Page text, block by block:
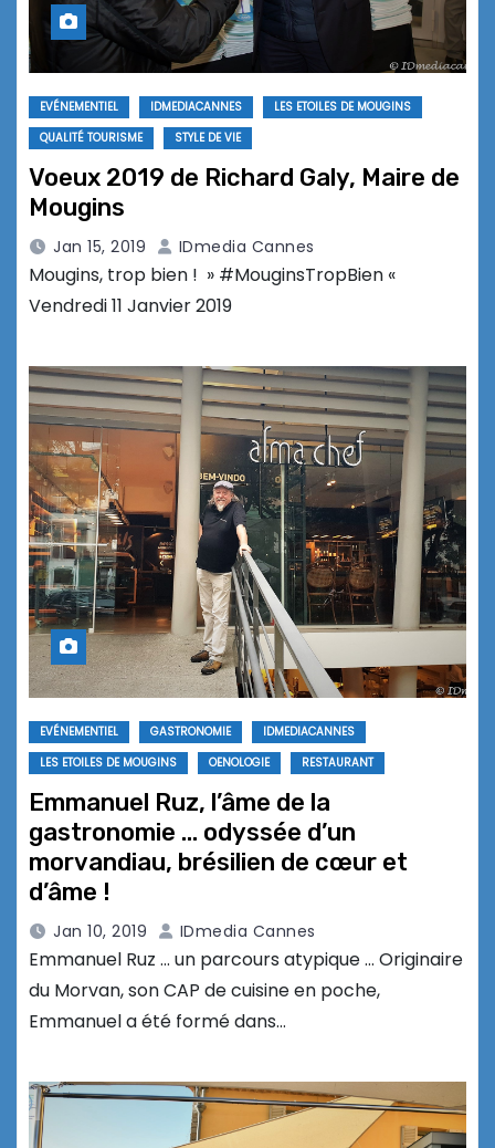
EVÉNEMENTIEL IDMEDIACANNES
LES ETOILES DE MOUGINS
QUALITÉ TOURISME
STYLE DE VIE
Voeux 2019 de Richard Galy, Maire de
Mougins
Jan 15, 2019 IDmedia Cannes
Mougins, trop bien ! » #MouginsTropBien «
Vendredi 11 Janvier 2019
EVÉNEMENTIEL GASTRONOMIE
IDMEDIACANNES
LES ETOILES DE MOUGINS
OENOLOGIE RESTAURANT
Emmanuel Ruz, l’âme de la
gastronomie … odyssée d’un
morvandiau, brésilien de cœur et
d’âme !
Jan 10, 2019 IDmedia Cannes
Emmanuel Ruz … un parcours atypique … Originaire
du Morvan, son CAP de cuisine en poche,
Emmanuel a été formé dans…